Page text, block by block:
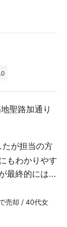
聖路加通り
が担当の方
もわかりやす
最終的には...
売却 / 40代女